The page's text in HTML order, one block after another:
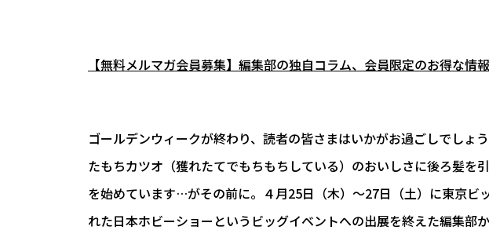
【無料メルマガ会員募集】編集部の独自コラム、会員限定のお得な情
ゴールデンウィークが終わり、読者の皆さまはいかがお過ごしでしょ
たもちカツオ（獲れたてでもちもちしている）のおいしさに後ろ髪を
を始めています…がその前に。４月25日（木）～27日（土）に東京ビ
れた日本ホビーショーというビッグイベントへの出展を終えた編集部